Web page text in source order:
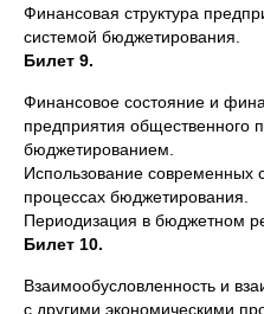
Финансовая структура
системой бюджетирования.
Билет 9.
Финансовое состояние и
предприятия общественного
бюджетированием.
Использование современных
процессах бюджетирования.
Периодизация в бюджетном
Билет 10.
Взаимообусловленность и
с другими экономическими